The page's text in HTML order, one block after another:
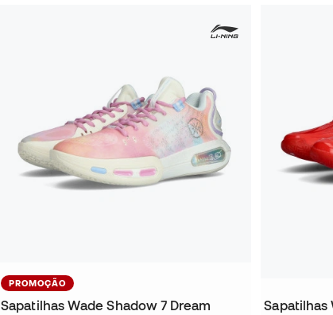
PROMOÇÃO
Sapatilhas Wade Shadow 7 Dream